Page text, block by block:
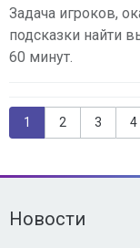
Задача игроков,
подсказки найти
60 минут.
Страницы
1 2 3 4
Новости